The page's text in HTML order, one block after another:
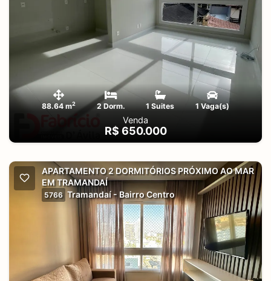
88.64 m2 2 Dorm. 1 Suites 1 Vaga(s)
Venda
R$ 650.000
APARTAMENTO 2 DORMITÓRIOS PRÓXIMO AO MAR
EM TRAMANDAÍ
5766 Tramandaí - Bairro Centro